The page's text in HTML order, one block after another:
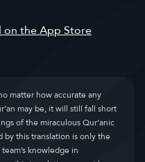
matter how accurate any
may be, it will still fall short
of the miraculous Qur’anic
this translation is only the
knowledge in